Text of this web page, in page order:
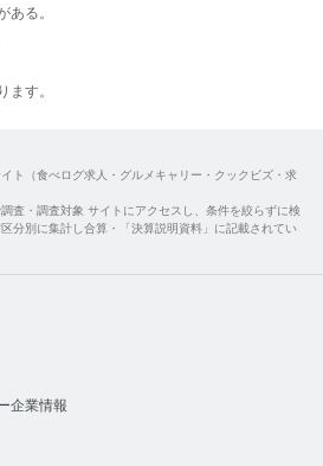
る。
す。​
ト（食べログ求人・グルメキャリー・クックビズ・求
査・調査対象 サイトにアクセスし、条件を絞らずに検
分別に集計し合算・「決算説明資料」に記載されてい
企業情報